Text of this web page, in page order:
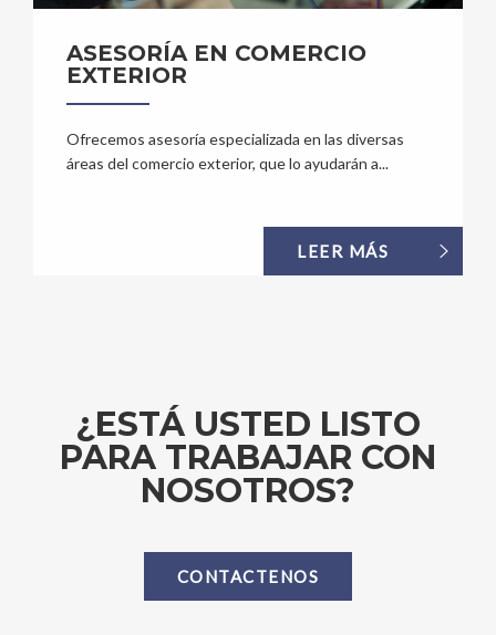
ASESORÍA EN COMERCIO
EXTERIOR
Ofrecemos asesoría especializada en las diversas
áreas del comercio exterior, que lo ayudarán a...
LEER MÁS
¿ESTÁ USTED LISTO
PARA TRABAJAR CON
NOSOTROS?
CONTACTENOS